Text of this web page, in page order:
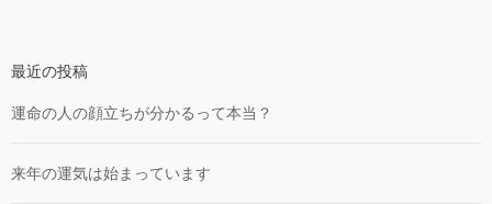
最近の投稿
運命の人の顔立ちが分かるって本当？
来年の運気は始まっています